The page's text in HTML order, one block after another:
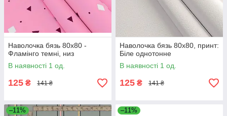
Наволочка бязь 80х80 -
Фламінго темні, низ
В наявності 1 од.
125 ₴ 141 ₴
Наволочка бязь 80х80, принт:
Біле однотонне
В наявності 1 од.
125 ₴ 141 ₴
–11% –11%